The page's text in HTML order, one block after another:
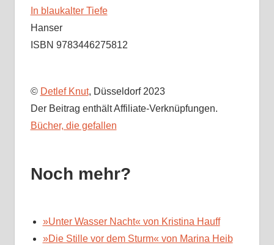
In blaukalter Tiefe
Hanser
ISBN 9783446275812
© Detlef Knut, Düsseldorf 2023
Der Beitrag enthält Affiliate-Verknüpfungen.
Bücher, die gefallen
Noch mehr?
»Unter Wasser Nacht« von Kristina Hauff
»Die Stille vor dem Sturm« von Marina Heib